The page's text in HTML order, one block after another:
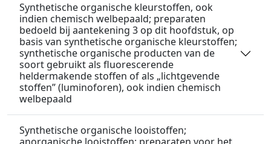
Synthetische organische kleurstoffen, ook
indien chemisch welbepaald; preparaten
bedoeld bij aantekening 3 op dit hoofdstuk, op
basis van synthetische organische kleurstoffen;
synthetische organische producten van de
soort gebruikt als fluorescerende
heldermakende stoffen of als „lichtgevende
stoffen” (luminoforen), ook indien chemisch
welbepaald
Synthetische organische looistoffen;